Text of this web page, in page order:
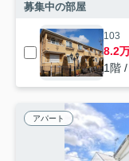
募集中の部屋
103
8.2
1階
アパート